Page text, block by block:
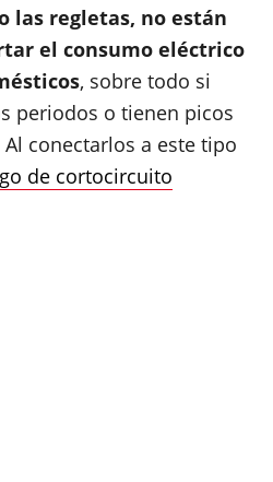
las regletas, no están
el consumo eléctrico
, sobre todo si
periodos o tienen picos
conectarlos a este tipo
de cortocircuito